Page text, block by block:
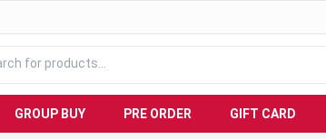
GROUP BUY PRE ORDER GIFT CARD